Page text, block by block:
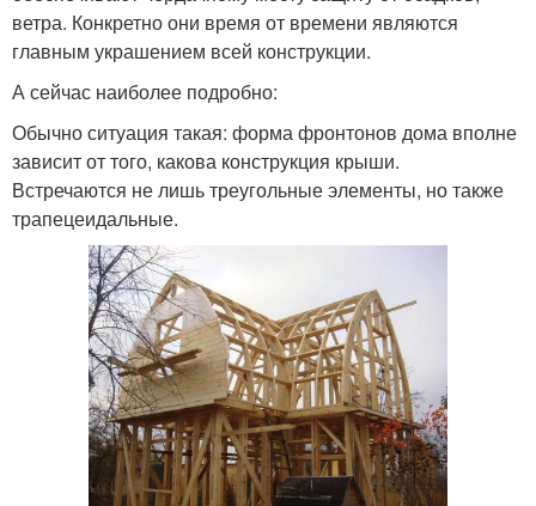
ветра. Конкретно они время от времени являются
главным украшением всей конструкции.
А сейчас наиболее подробно:
Обычно ситуация такая: форма фронтонов дома вполне
зависит от того, какова конструкция крыши.
Встречаются не лишь треугольные элементы, но также
трапецеидальные.